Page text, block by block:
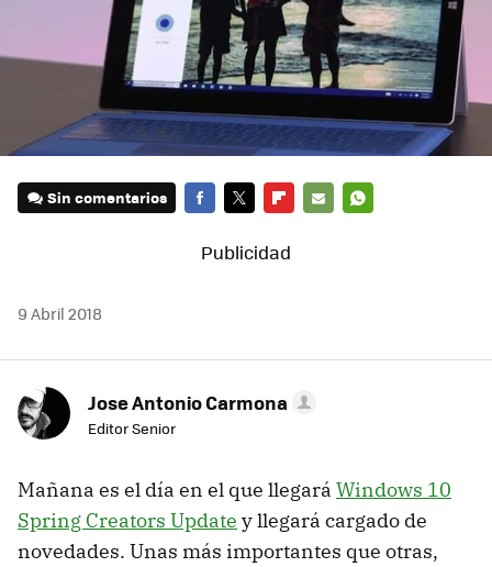
Sin comentarios
9 Abril 2018
Jose Antonio Carmona
Editor Senior
Mañana es el día en el que llegará Windows 10
Spring Creators Update y llegará cargado de
novedades. Unas más importantes que otras,